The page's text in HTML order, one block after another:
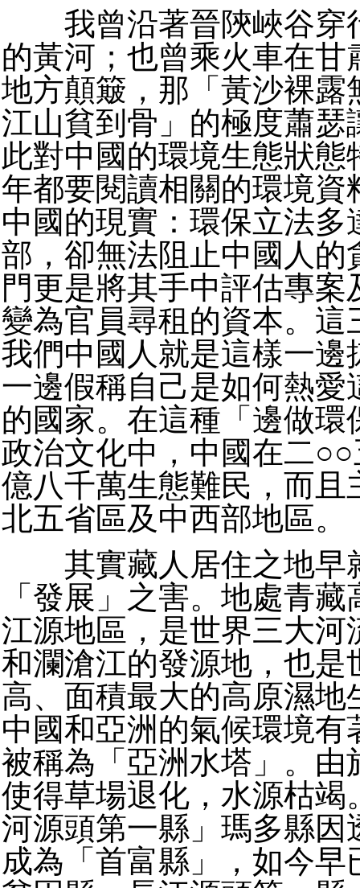
我曾沿著晉陝峽谷穿
的黃河；也曾乘火車在甘
地方顛簸，那「黃沙裸露
江山貧到骨」的極度蕭瑟
此對中國的環境生態狀態
年都要閱讀相關的環境資
中國的現實：環保立法多
部，卻無法阻止中國人的
門更是將其手中評估專案
變為官員尋租的資本。這
我們中國人就是這樣一邊
一邊假稱自己是如何熱愛
的國家。在這種「邊做環
政治文化中，中國在二
億八千萬生態難民，而且
北五省區及中西部地區。
其實藏人居住之地早
「發展」之害。地處青
江源地區，是世界三大河
和瀾滄江的發源地，也是
高、面積最大的高原濕地
中國和亞洲的氣候環境有
被稱為「亞洲水塔」。由
使得草場退化，水源枯竭
河源頭第一縣」瑪多縣因
成為「首富縣」，如今早